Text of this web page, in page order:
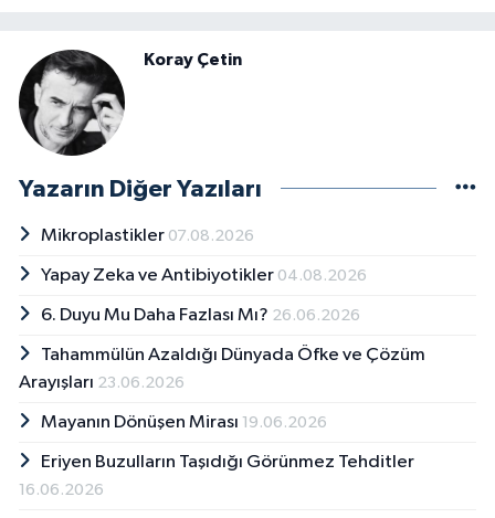
Koray Çetin
Yazarın Diğer Yazıları
Mikroplastikler 07.08.2026
Yapay Zeka ve Antibiyotikler 04.08.2026
6. Duyu Mu Daha Fazlası Mı? 26.06.2026
Tahammülün Azaldığı Dünyada Öfke ve Çözüm
Arayışları 23.06.2026
Mayanın Dönüşen Mirası 19.06.2026
Eriyen Buzulların Taşıdığı Görünmez Tehditler
16.06.2026